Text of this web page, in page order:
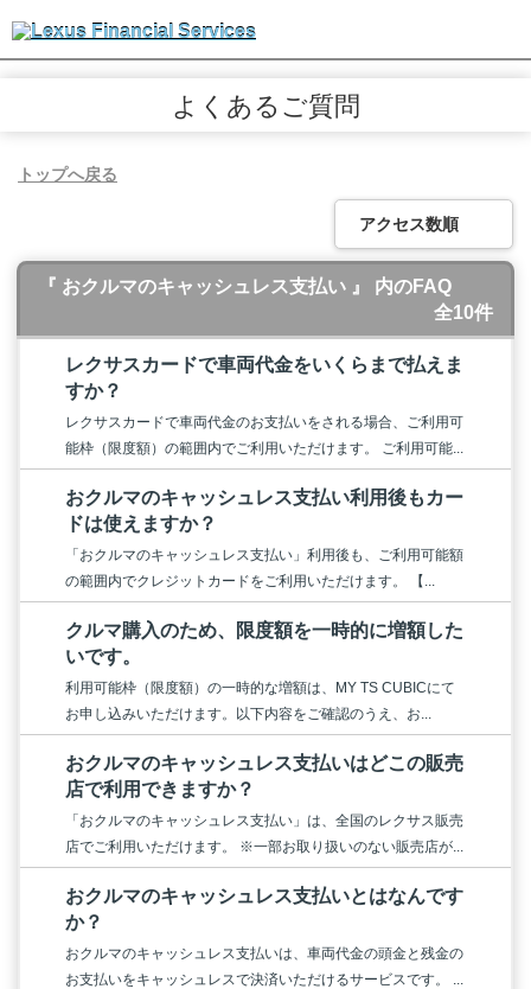
よくあるご質問
トップへ戻る
アクセス数順
『 おクルマのキャッシュレス支払い 』 内のFAQ
全10件
レクサスカードで車両代金をいくらまで払えま
すか？
レクサスカードで車両代金のお支払いをされる場合、ご利用可
能枠（限度額）の範囲内でご利用いただけます。 ご利用可能...
おクルマのキャッシュレス支払い利用後もカー
ドは使えますか？
「おクルマのキャッシュレス支払い」利用後も、ご利用可能額
の範囲内でクレジットカードをご利用いただけます。 【...
クルマ購入のため、限度額を一時的に増額した
いです。
利用可能枠（限度額）の一時的な増額は、MY TS CUBICにて
お申し込みいただけます。以下内容をご確認のうえ、お...
おクルマのキャッシュレス支払いはどこの販売
店で利用できますか？
「おクルマのキャッシュレス支払い」は、全国のレクサス販売
店でご利用いただけます。 ※一部お取り扱いのない販売店が...
おクルマのキャッシュレス支払いとはなんです
か？
おクルマのキャッシュレス支払いは、車両代金の頭金と残金の
お支払いをキャッシュレスで決済いただけるサービスです。 ...